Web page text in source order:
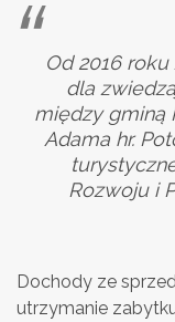
Od 2016
dla
między gminą
Adama hr.
Rozwoju i
Dochody ze
utrzymanie